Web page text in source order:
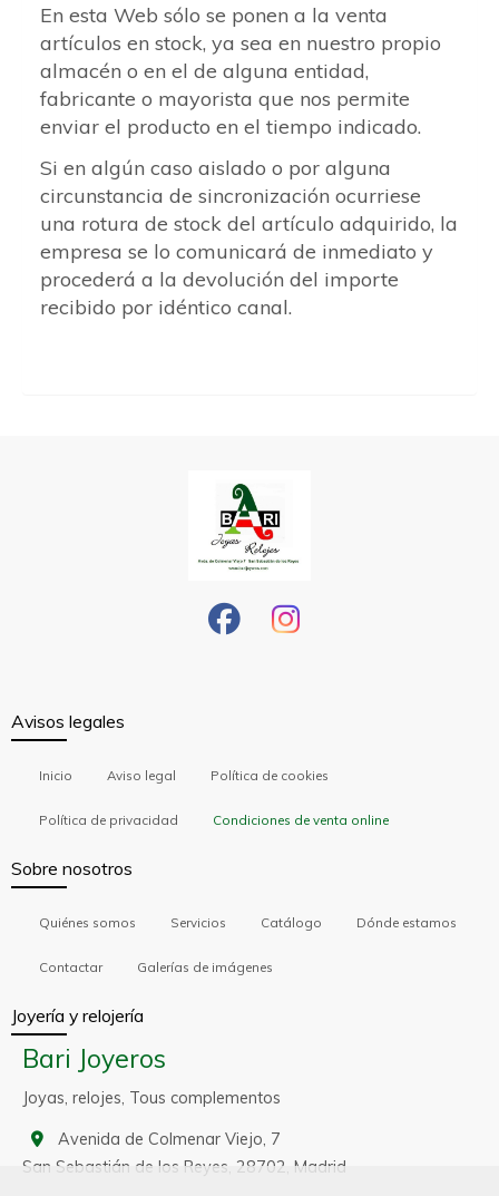
En esta Web sólo se ponen a la venta
artículos en stock, ya sea en nuestro propio
almacén o en el de alguna entidad,
fabricante o mayorista que nos permite
enviar el producto en el tiempo indicado.
Si en algún caso aislado o por alguna
circunstancia de sincronización ocurriese
una rotura de stock del artículo adquirido, la
empresa se lo comunicará de inmediato y
procederá a la devolución del importe
recibido por idéntico canal.
Avisos legales
Inicio Aviso legal Política de cookies
Política de privacidad Condiciones de venta online
Sobre nosotros
Quiénes somos Servicios Catálogo Dónde estamos
Contactar Galerías de imágenes
Joyería y relojería
Bari Joyeros
Joyas, relojes, Tous complementos
Avenida de Colmenar Viejo, 7
San Sebastián de los Reyes, 28702, Madrid